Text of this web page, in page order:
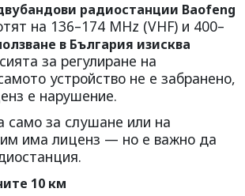
радиостанции Baofeng
на 136–174 MHz (VHF) и 400–
в България изисква
за регулиране на
устройство не е забранено,
е нарушение.
само за слушане или на
им има лиценз — но е важно да
10 км